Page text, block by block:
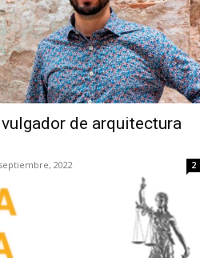
de arquitectura
2022 2